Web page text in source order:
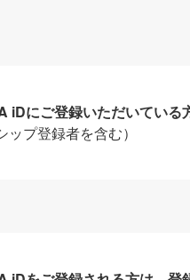
iDにご登録いただいている
ップ登録者を含む）